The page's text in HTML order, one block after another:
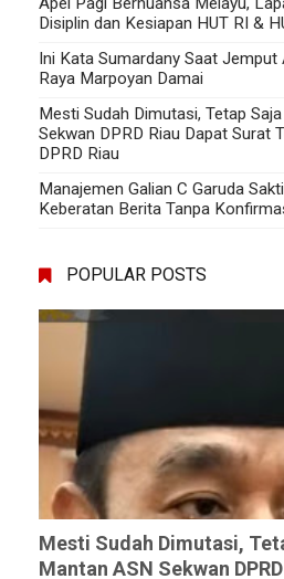
Disiplin dan Kesiapan HUT RI &
Ini Kata Sumardany Saat
Raya Marpoyan Damai
Mesti Sudah Dimutasi, Tetap
Sekwan DPRD Riau Dapat Surat
DPRD Riau
Manajemen Galian C Garuda
Keberatan Berita Tanpa
POPULAR POSTS
Mesti Sudah Dimutasi,
Mantan ASN Sekwan